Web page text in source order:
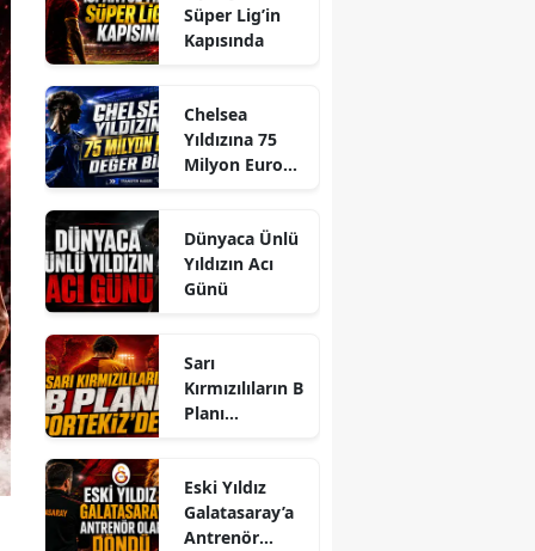
Süper Lig’in
Kapısında
Chelsea
Yıldızına 75
Milyon Euro
Dünyaca Ünlü
Yıldızın Acı
Günü
Sarı
Kırmızılıların B
Planı
Eski Yıldız
Galatasaray’a
Antrenör